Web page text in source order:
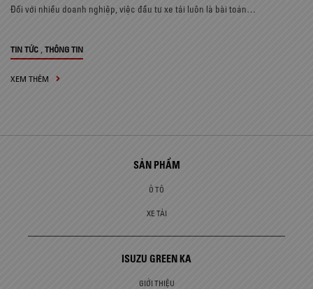
Đối với nhiều doanh nghiệp, việc đầu tư xe tải luôn là bài toán…
TIN TỨC THÔNG TIN
XEM THÊM
SẢN PHẨM
Ô TÔ
XE TẢI
ISUZU GREEN KA
GIỚI THIỆU